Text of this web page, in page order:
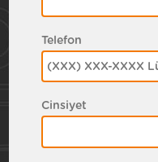
Telefon
Cinsiyet